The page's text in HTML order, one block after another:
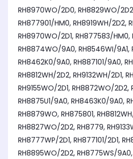
RH8970WO/2D0, RH8829WO/2D2, RH8874WO/9A2,
RH877901/HM0, RH8919WH/2D2, RH8972WO, RH8758,
RH8970WO/2D1, RH877583/HM0, RH8923WO/2D1,
RH8874WO/9A0, RH8546WI/9A1, RH8879WO/9A0,
RH8462K0/9A0, RH887101/9A0, RH8540WI/9A1,
RH8812WH/2D2, RH9132WH/2D1, RH8897WO/9A0,
RH9155WO/2D1, RH8872WO/2D2, RH8771WS/9A0,
RH8875U1/9A0, RH8463K0/9A0, RH8911WH/2D2,
RH8879WO, RH875801, RH8812WH/9A0,
RH8827WO/2D2, RH8779, RH9133WH/2D1, RH8995WO,
RH8777WP/2D1, RH877101/2D1, RH8829WO/2D0,
RH8895WO/2D2, RH8775WS/9A0, RH877901/8M0,